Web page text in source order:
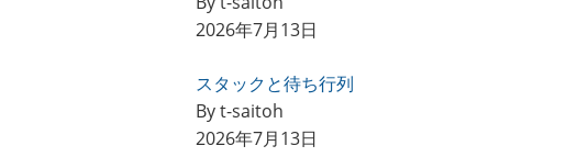
2026年7月13日
スタックと待ち行列
By t-saitoh
2026年7月13日